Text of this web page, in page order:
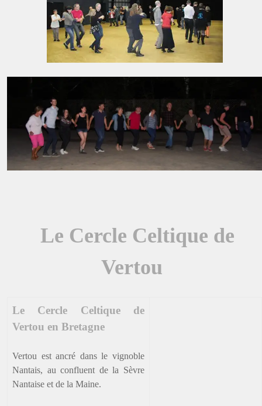
Le Cercle Celtique de
Vertou
Le Cercle Celtique de
Vertou en Bretagne
Vertou est ancré dans le vignoble
Nantais, au confluent de la Sèvre
Nantaise et de la Maine.